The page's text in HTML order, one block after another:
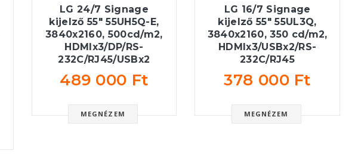
LG 24/7 Signage
kijelző 55" 55UH5Q-E,
3840x2160, 500cd/m2,
HDMIx3/DP/RS-
232C/RJ45/USBx2
489 000 Ft
MEGNÉZEM
LG 16/7 Signage
kijelző 55" 55UL3Q,
3840x2160, 350 cd/m2,
HDMIx3/USBx2/RS-
232C/RJ45
378 000 Ft
MEGNÉZEM